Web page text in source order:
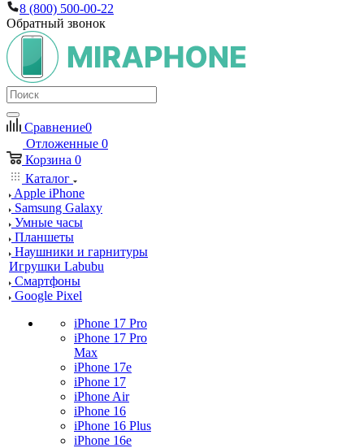
8 (800) 500-00-22
Обратный звонок
Сравнение0
Отложенные 0
Корзина 0
Каталог
Apple iPhone
Samsung Galaxy
Умные часы
Планшеты
Наушники и гарнитуры
Игрушки Labubu
Смартфоны
Google Pixel
iPhone 17 Pro
iPhone 17 Pro
Max
iPhone 17e
iPhone 17
iPhone Air
iPhone 16
iPhone 16 Plus
iPhone 16e